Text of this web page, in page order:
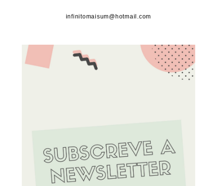
infinitomaisum@hotmail.com